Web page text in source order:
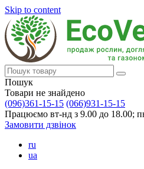
Skip to content
Пошук
Товари не знайдено
(096)361-15-15 (066)931-15-15
Працюємо вт-нд з 9.00 до 18.00;
Замовити дзвінок
ru
ua